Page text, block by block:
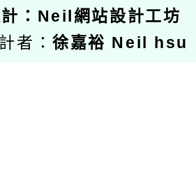
： Neil網站設計工坊
者：徐嘉裕 Neil hsu